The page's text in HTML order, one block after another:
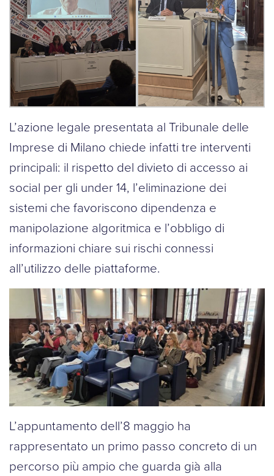
L’azione legale presentata al Tribunale delle
Imprese di Milano chiede infatti tre interventi
principali: il rispetto del divieto di accesso ai
social per gli under 14, l’eliminazione dei
sistemi che favoriscono dipendenza e
manipolazione algoritmica e l’obbligo di
informazioni chiare sui rischi connessi
all’utilizzo delle piattaforme.
L’appuntamento dell’8 maggio ha
rappresentato un primo passo concreto di un
percorso più ampio che guarda già alla